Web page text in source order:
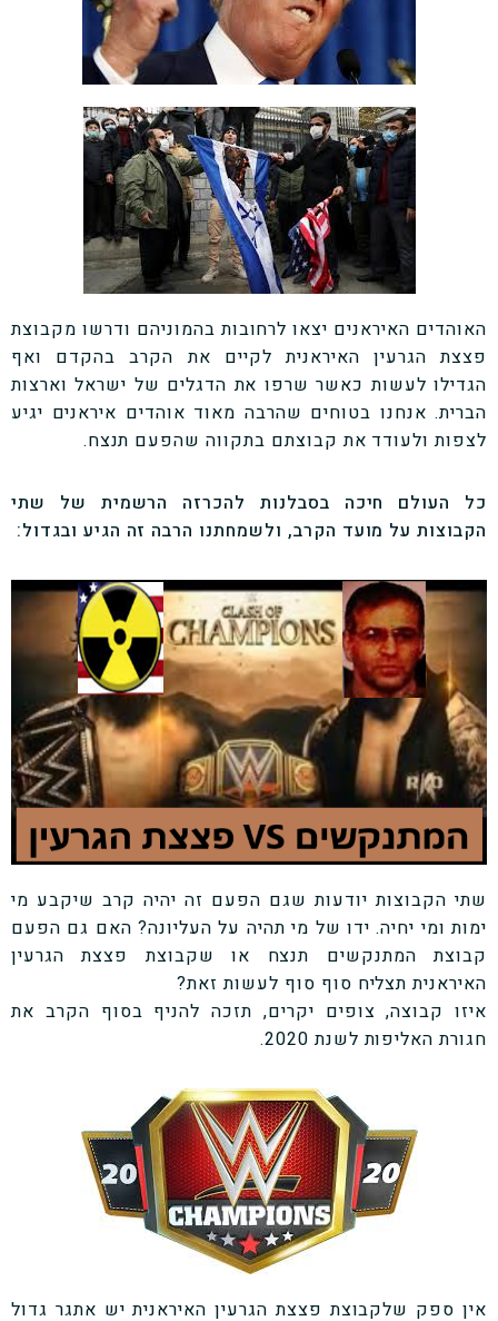
האוהדים האיראנים יצאו לרחובות בהמוניהם ודרשו מקבוצת
פצצת הגרעין האיראנית לקיים את הקרב בהקדם ואף
הגדילו לעשות כאשר שרפו את הדגלים של ישראל וארצות
הברית. אנחנו בטוחים שהרבה מאוד אוהדים איראנים יגיע
לצפות ולעודד את קבוצתם בתקווה שהפעם תנצח.
כל העולם חיכה בסבלנות להכרזה הרשמית של שתי
הקבוצות על מועד הקרב, ולשמחתנו הרבה זה הגיע ובגדול:
שתי הקבוצות יודעות שגם הפעם זה יהיה קרב שיקבע מי
ימות ומי יחיה. ידו של מי תהיה על העליונה? האם גם הפעם
קבוצת המתנקשים תנצח או שקבוצת פצצת הגרעין
האיראנית תצליח סוף סוף לעשות זאת?
איזו קבוצה, צופים יקרים, תזכה להניף בסוף הקרב את
חגורת האליפות לשנת 2020.
אין ספק שלקבוצת פצצת הגרעין האיראנית יש אתגר גדול